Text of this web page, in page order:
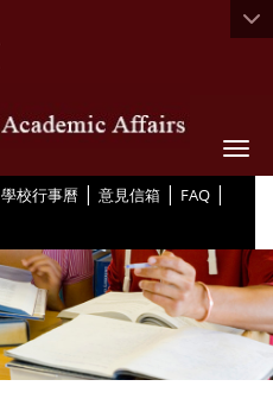
學校行事曆 | 意見信箱 | FAQ |